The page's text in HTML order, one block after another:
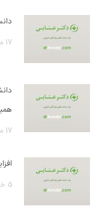
17 مهر, 1392 - 9 اکتبر, 2013
17 مهر, 1392 - 9 اکتبر, 2013
5 خرداد, 1392 - 26 مه, 2013